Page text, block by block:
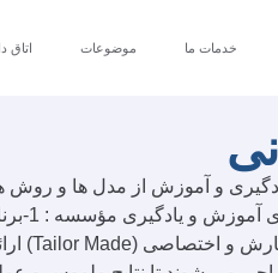
خدمات ما موضوعات اتاق
و آموزش از مدل ها و روش